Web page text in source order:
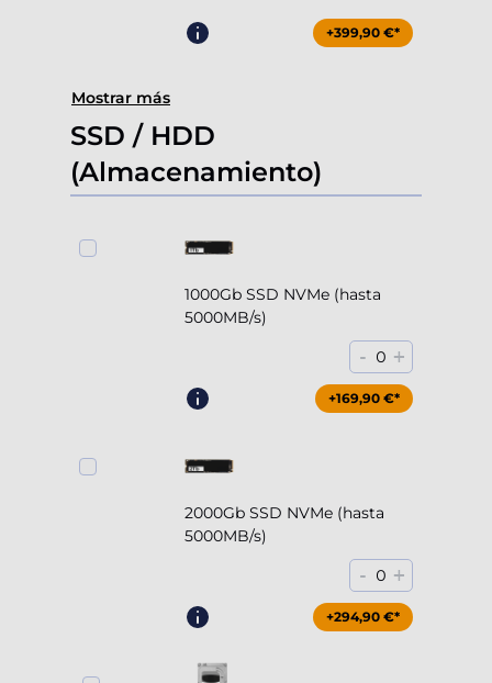
+399,90 €*
Mostrar más
SSD / HDD
(Almacenamiento)
1000Gb SSD NVMe (hasta
5000MB/s)
- 0 +
+169,90 €*
2000Gb SSD NVMe (hasta
5000MB/s)
- 0 +
+294,90 €*